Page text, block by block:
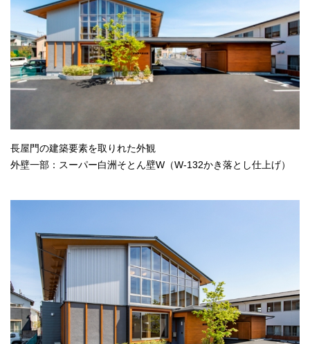
長屋門の建築要素を取りれた外観
外壁一部：スーパー白洲そとん壁W（W-132かき落とし仕上げ）